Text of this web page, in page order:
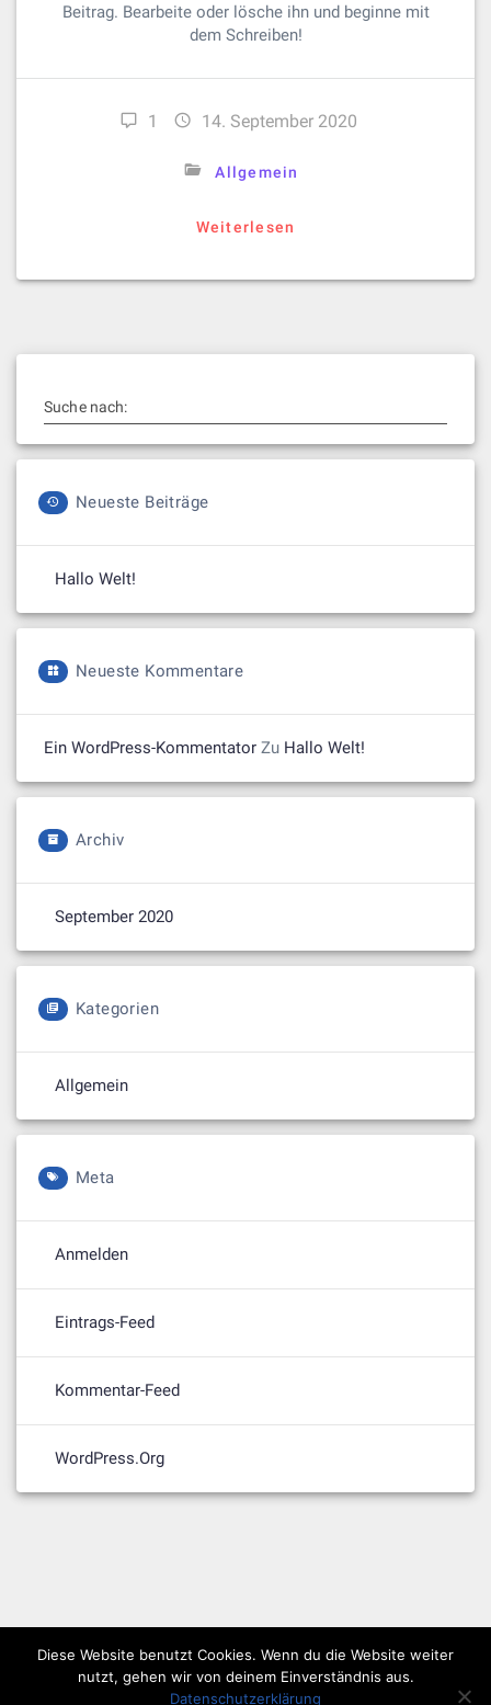
Beitrag. Bearbeite oder lösche ihn und beginne mit
dem Schreiben!
1 14. September 2020
Allgemein
Weiterlesen
Suche nach:
Neueste Beiträge
Hallo Welt!
Neueste Kommentare
Ein WordPress-Kommentator Zu Hallo Welt!
Archiv
September 2020
Kategorien
Allgemein
Meta
Anmelden
Eintrags-Feed
Kommentar-Feed
WordPress.org
Diese Website benutzt Cookies. Wenn du die Website weiter
nutzt, gehen wir von deinem Einverständnis aus.
Datenschutzerklärung